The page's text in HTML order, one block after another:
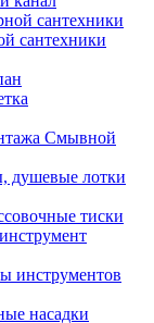
сантехники
Смывной
душевые лотки
тиски
инструментов